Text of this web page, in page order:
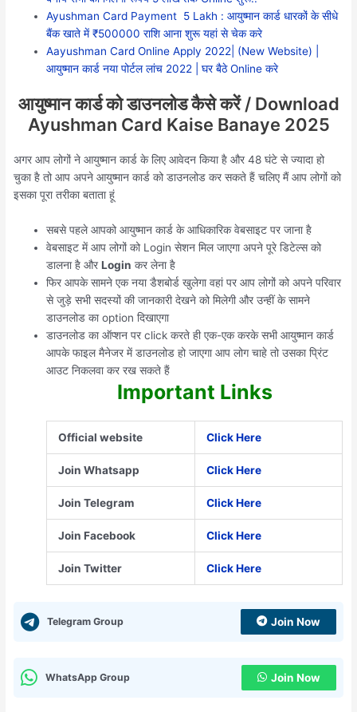
Ayushman Card Payment 5 Lakh : आयुष्मान कार्ड धारकों के सीधे
बैंक खाते में ₹500000 राशि आना शुरू यहां से चेक करे
Aayushman Card Online Apply 2022| (New Website) |
आयुष्मान कार्ड नया पोर्टल लांच 2022 | घर बैठे Online करे
आयुष्मान कार्ड को डाउनलोड कैसे करें / Download
Ayushman Card Kaise Banaye 2025
अगर आप लोगों ने आयुष्मान कार्ड के लिए आवेदन किया है और 48 घंटे से ज्यादा हो
चुका है तो आप अपने आयुष्मान कार्ड को डाउनलोड कर सकते हैं चलिए मैं आप लोगों को
इसका पूरा तरीका बताता हूं
सबसे पहले आपको आयुष्मान कार्ड के आधिकारिक वेबसाइट पर जाना है
वेबसाइट में आप लोगों को Login सेशन मिल जाएगा अपने पूरे डिटेल्स को
डालना है और Login कर लेना है
फिर आपके सामने एक नया डैशबोर्ड खुलेगा वहां पर आप लोगों को अपने परिवार
से जुड़े सभी सदस्यों की जानकारी देखने को मिलेगी और उन्हीं के सामने
डाउनलोड का option दिखाएगा
डाउनलोड का ऑप्शन पर click करते ही एक-एक करके सभी आयुष्मान कार्ड
आपके फाइल मैनेजर में डाउनलोड हो जाएगा आप लोग चाहे तो उसका प्रिंट
आउट निकलवा कर रख सकते हैं
Important Links
Official website Click Here
Join Whatsapp Click Here
Join Telegram Click Here
Join Facebook Click Here
Join Twitter Click Here
Telegram Group Join Now
WhatsApp Group Join Now